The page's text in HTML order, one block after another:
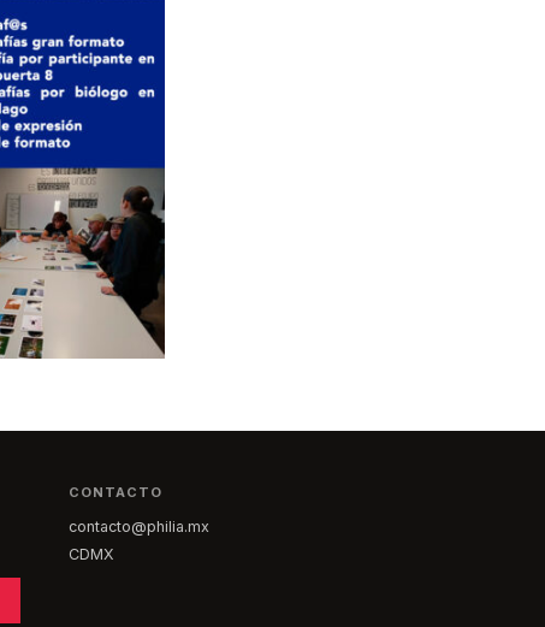
CONTACTO
contacto@philia.mx
CDMX